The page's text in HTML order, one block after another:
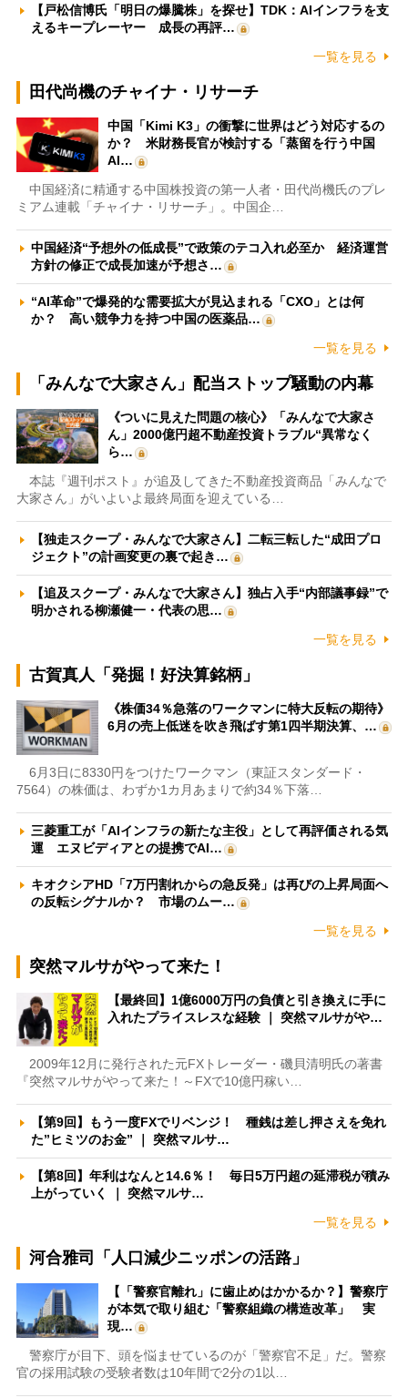
【戸松信博氏「明日の爆騰株」を探せ】TDK：AIインフラを支
えるキープレーヤー 成長の再評…
一覧を見る
田代尚機のチャイナ・リサーチ
中国「Kimi K3」の衝撃に世界はどう対応するの
か？ 米財務長官が検討する「蒸留を行う中国
AI…
中国経済に精通する中国株投資の第一人者・田代尚機氏のプレ
ミアム連載「チャイナ・リサーチ」。中国企…
中国経済“予想外の低成長”で政策のテコ入れ必至か 経済運営
方針の修正で成長加速が予想さ…
“AI革命”で爆発的な需要拡大が見込まれる「CXO」とは何
か？ 高い競争力を持つ中国の医薬品…
一覧を見る
「みんなで大家さん」配当ストップ騒動の内幕
《ついに見えた問題の核心》「みんなで大家さ
ん」2000億円超不動産投資トラブル“異常なく
ら…
本誌『週刊ポスト』が追及してきた不動産投資商品「みんなで
大家さん」がいよいよ最終局面を迎えている…
【独走スクープ・みんなで大家さん】二転三転した“成田プロ
ジェクト”の計画変更の裏で起き…
【追及スクープ・みんなで大家さん】独占入手“内部議事録”で
明かされる柳瀬健一・代表の思…
一覧を見る
古賀真人「発掘！好決算銘柄」
《株価34％急落のワークマンに特大反転の期待》
6月の売上低迷を吹き飛ばす第1四半期決算、…
6月3日に8330円をつけたワークマン（東証スタンダード・
7564）の株価は、わずか1カ月あまりで約34％下落…
三菱重工が「AIインフラの新たな主役」として再評価される気
運 エヌビディアとの提携でAI…
キオクシアHD「7万円割れからの急反発」は再びの上昇局面へ
の反転シグナルか？ 市場のムー…
一覧を見る
突然マルサがやって来た！
【最終回】1億6000万円の負債と引き換えに手に
入れたプライスレスな経験 ｜ 突然マルサがや…
2009年12月に発行された元FXトレーダー・磯貝清明氏の著書
『突然マルサがやって来た！～FXで10億円稼い…
【第9回】もう一度FXでリベンジ！ 種銭は差し押さえを免れ
た”ヒミツのお金” ｜ 突然マルサ…
【第8回】年利はなんと14.6％！ 毎日5万円超の延滞税が積み
上がっていく ｜ 突然マルサ…
一覧を見る
河合雅司「人口減少ニッポンの活路」
【「警察官離れ」に歯止めはかかるか？】警察庁
が本気で取り組む「警察組織の構造改革」 実
現…
警察庁が目下、頭を悩ませているのが「警察官不足」だ。警察
官の採用試験の受験者数は10年間で2分の1以…